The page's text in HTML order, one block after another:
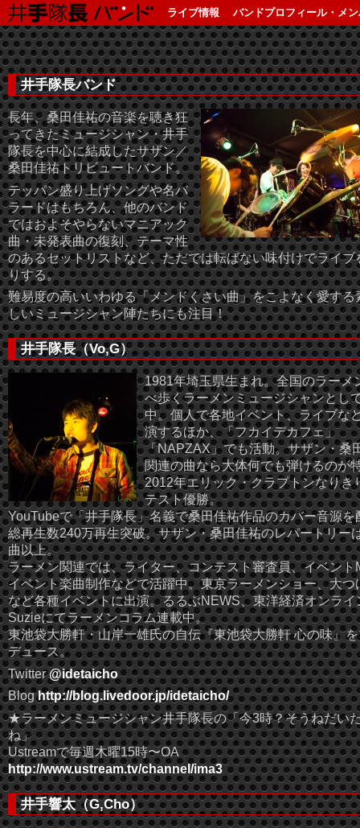
ライブ情報 バンドプロフィール・メ
井手隊長バンド
長年、桑田佳祐の音楽を聴き狂
ってきたミュージシャン・井手
隊長を中心に結成したサザン／
桑田佳祐トリビュートバンド。
テッパン盛り上げソングや名バ
ラードはもちろん、他のバンド
ではおよそやらないマニアック
曲・未発表曲の復刻、テーマ性
のあるセットリストなど、ただでは転ばない味付けでライブ
りする。
難易度の高いいわゆる「メンドくさい曲」をこよなく愛する
しいミュージシャン陣たちにも注目！
井手隊長（Vo,G）
1981年埼玉県生まれ。全国のラーメ
べ歩くラーメンミュージシャンとし
中。個人で各地イベント、ライブな
演するほか、「フカイデカフェ」
「NAPZAX」でも活動。サザン・桑
関連の曲なら大体何でも弾けるのが
2012年エリック・クラプトンなりき
テスト優勝。
YouTubeで「井手隊長」名義で桑田佳祐作品のカバー音源を
総再生数240万再生突破。サザン・桑田佳祐のレパートリー
曲以上。
ラーメン関連では、ライター、コンテスト審査員、イベント
イベント楽曲制作などで活躍中。東京ラーメンショー、大つ
など各種イベントに出演。るるぶNEWS、東洋経済オンライ
Suzieにてラーメンコラム連載中。
東池袋大勝軒・山岸一雄氏の自伝『東池袋大勝軒 心の味』
デュース。
Twitter@idetaicho
Bloghttp://blog.livedoor.jp/idetaicho/
★ラーメンミュージシャン井手隊長の「今3時？そうねだい
ね」
Ustreamで毎週木曜15時〜OA
http://www.ustream.tv/channel/ima3
井手響太（G,Cho）